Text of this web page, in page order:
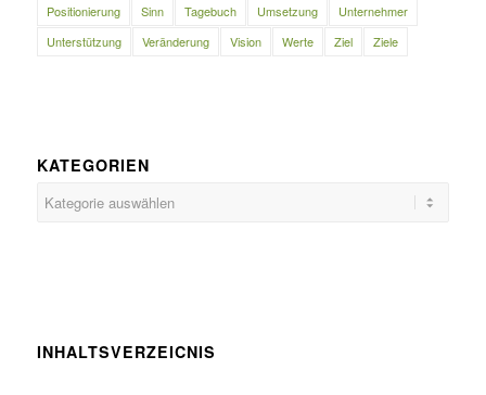
Positionierung
Sinn Tagebuch Umsetzung
Unternehmer
Unterstützung
Veränderung Vision Werte Ziel Ziele
KATEGORIEN
INHALTSVERZEICNIS